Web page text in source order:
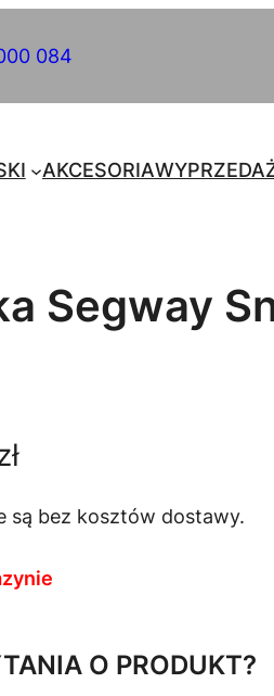
084
AKCESORIA
Segway
są bez kosztów dostawy.
O PRODUKT?